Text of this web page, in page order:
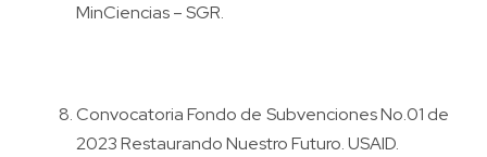
MinCiencias – SGR.
Convocatoria Fondo de Subvenciones No.01 de
2023 Restaurando Nuestro Futuro. USAID.